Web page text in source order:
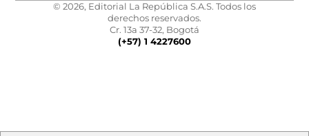
© 2026, Editorial La República S.A.S. Todos los
derechos reservados.
Cr. 13a 37-32, Bogotá
(+57) 1 4227600